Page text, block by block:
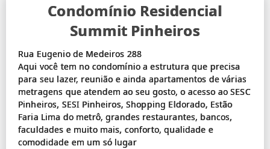
Condomínio Residencial
Summit Pinheiros
Rua Eugenio de Medeiros 288
Aqui você tem no condomínio a estrutura que precisa
para seu lazer, reunião e ainda apartamentos de várias
metragens que atendem ao seu gosto, o acesso ao SESC
Pinheiros, SESI Pinheiros, Shopping Eldorado, Estão
Faria Lima do metrô, grandes restaurantes, bancos,
faculdades e muito mais, conforto, qualidade e
comodidade em um só lugar